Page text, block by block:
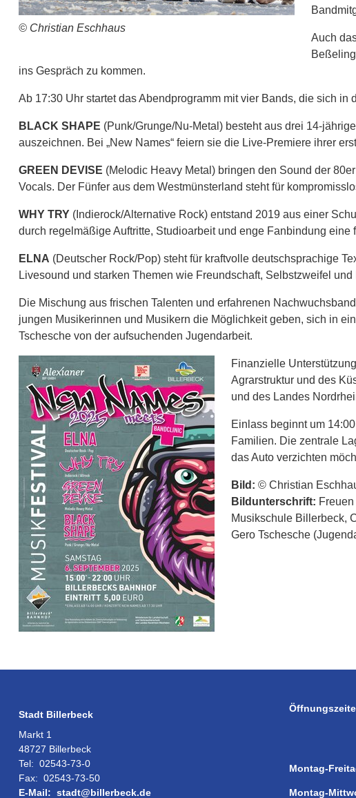
© Christian Eschhaus
Auch
ins Gespräch zu kommen.
Ab 17:30 Uhr startet das Abendprogramm mit vier Bands, die sich
BLACK SHAPE (Punk/Grunge/Nu-Metal) besteht aus drei 14-
auszeichnen. Bei „New Names“ feiern sie die Live-Premiere ihrer
GREEN DEVISE (Melodic Heavy Metal) bringen den Sound der
Vocals. Der Fünfer aus dem Westmünsterland steht für
WHY TRY(Indierock/Alternative Rock) entstand 2019 aus einer
durch regelmäßige Auftritte, Studioarbeit und enge Fanbindung eine
ELNA (Deutscher Rock/Pop) steht für kraftvolle deutschsprachige
Livesound und starken Themen wie Freundschaft, Selbstzweifel und
Die Mischung aus frischen Talenten und erfahrenen
jungen Musikerinnen und Musikern die Möglichkeit geben, sich in
Tschesche von der aufsuchenden Jugendarbeit.
Finanzielle
Agrarstruktur und des
und des Landes
Einlass beginnt um
Familien. Die zentrale
das Auto verzichten
Bild: © Christian
Bildunterschrift:
Musikschule Billerbeck,
Gero Tschesche
Stadt Billerbeck
Markt 1
48727 Billerbeck
Tel: 02543-73-0
Fax: 02543-73-50
E-Mail: stadt@billerbeck.de
Montag-
Montag-